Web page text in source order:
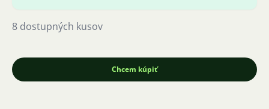
8 dostupných kusov
Chcem kúpiť